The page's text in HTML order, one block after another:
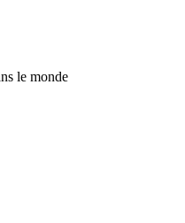
le monde